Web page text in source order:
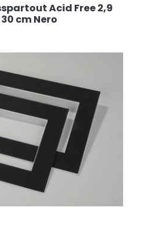
Acid Free 2,9
cm Nero